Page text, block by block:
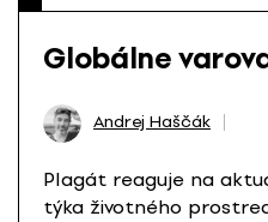
Globálne
Andrej Haščák
Plagát reaguje na
týka životného